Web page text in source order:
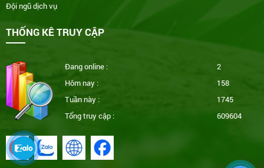
Đội ngũ dịch vụ
THỐNG KÊ TRUY CẬP
Đang online :
2
Hôm nay :
158
Tuần này :
1745
Tổng truy cập :
609604